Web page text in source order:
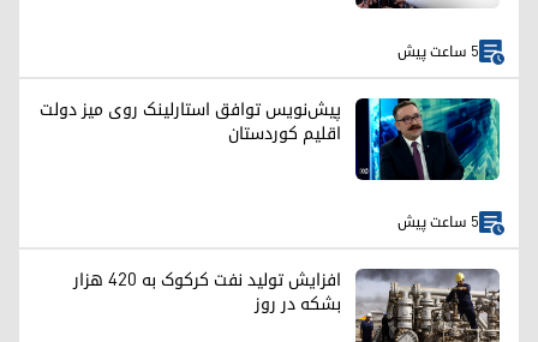
5 ساعت پیش
پیش‌نویس توافق استارلینک روی میز دولت
اقلیم کوردستان
5 ساعت پیش
افزایش تولید نفت کرکوک به ۴۲۰ هزار
بشکه در روز